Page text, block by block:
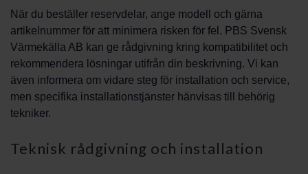
När du beställer reservdelar, ange modell och gärna
artikelnummer för att minimera risken för fel. PBS Svensk
Värmekälla AB kan ge rådgivning kring kompatibilitet och
rekommendera lösningar utifrån din beskrivning. Vi kan
även informera om vidare steg för installation och service,
men specifika installationstjänster hänvisas till behörig
tekniker.
Teknisk rådgivning och installation